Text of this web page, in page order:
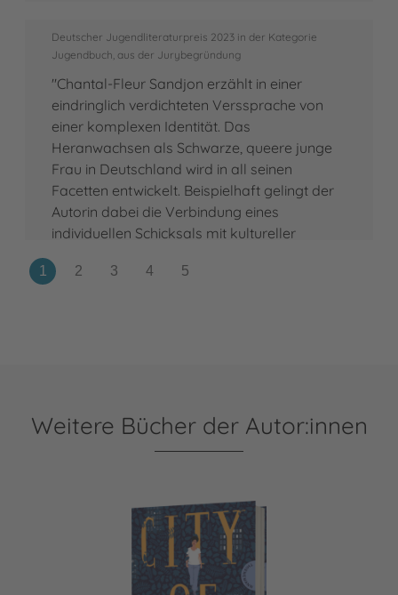
Deutscher Jugendliteraturpreis 2023 in der Kategorie
Jugendbuch, aus der Jurybegründung
"Chantal-Fleur Sandjon erzählt in einer
eindringlich verdichteten Verssprache von
einer komplexen Identität. Das
Heranwachsen als Schwarze, queere junge
Frau in Deutschland wird in all seinen
Facetten entwickelt. Beispielhaft gelingt der
Autorin dabei die Verbindung eines
individuellen Schicksals mit kultureller
Weitere Bücher der Autor:innen